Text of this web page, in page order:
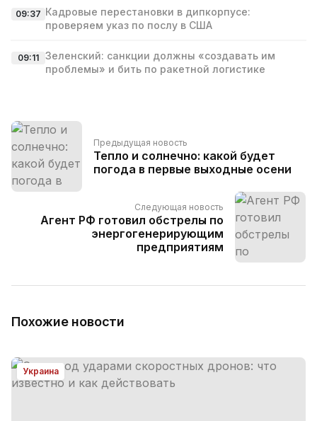
09:37 Кадровые перестановки в дипкорпусе:
проверяем указ по послу в США
09:11 Зеленский: санкции должны «создавать им
проблемы» и бить по ракетной логистике
Предыдущая новость
Тепло и солнечно: какой будет
погода в первые выходные осени
Следующая новость
Агент РФ готовил обстрелы по
энергогенерирующим
предприятиям
Похожие новости
Украина